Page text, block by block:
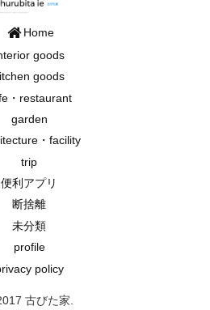
Home
goods
goods
・restaurant
garden
・facility
trip
便利アプリ
断捨離
未分類
profile
policy
古びた家.